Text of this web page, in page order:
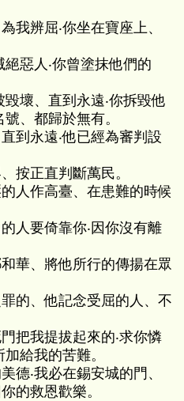
我辨屈‧你坐在寶座上、
惡人‧你曾塗抹他們的
壞、直到永遠‧你拆毀他
、都歸於無有。
到永遠‧他已經為審判設
按正直判斷萬民。
人作高臺、在患難的時候
人要倚靠你‧因你沒有離
華、將他所行的傳揚在眾
的、他記念受屈的人、不
把我提拔起來的‧求你憐
給我的苦難。
德‧我必在錫安城的門、
的救恩歡樂。